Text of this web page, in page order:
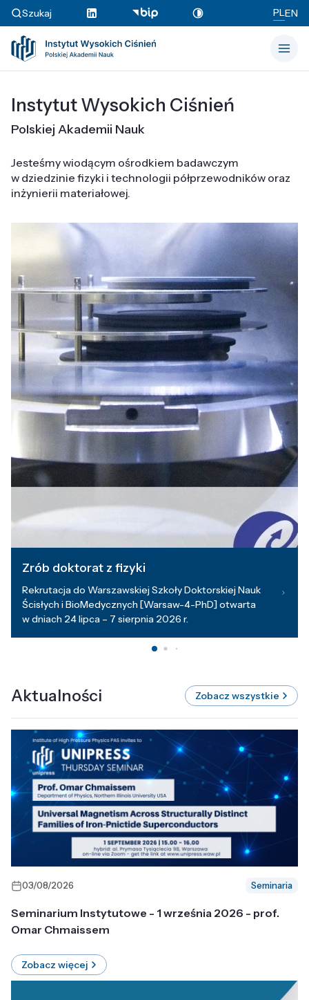
Szukaj PLEN
Instytut Wysokich Ciśnień
Polskiej Akademii Nauk
Jesteśmy wiodącym ośrodkiem badawczym
w dziedzinie fizyki i technologii półprzewodników oraz
inżynierii materiałowej.
Zrób doktorat z fizyki
Rekrutacja do Warszawskiej Szkoły Doktorskiej Nauk
Ścisłych i BioMedycznych [Warsaw-4-PhD] otwarta
w dniach 24 lipca – 7 sierpnia 2026 r.
Aktualności Zobacz wszystkie
03/08/2026 Seminaria
Seminarium Instytutowe - 1 września 2026 - prof.
Omar Chmaissem
Zobacz więcej